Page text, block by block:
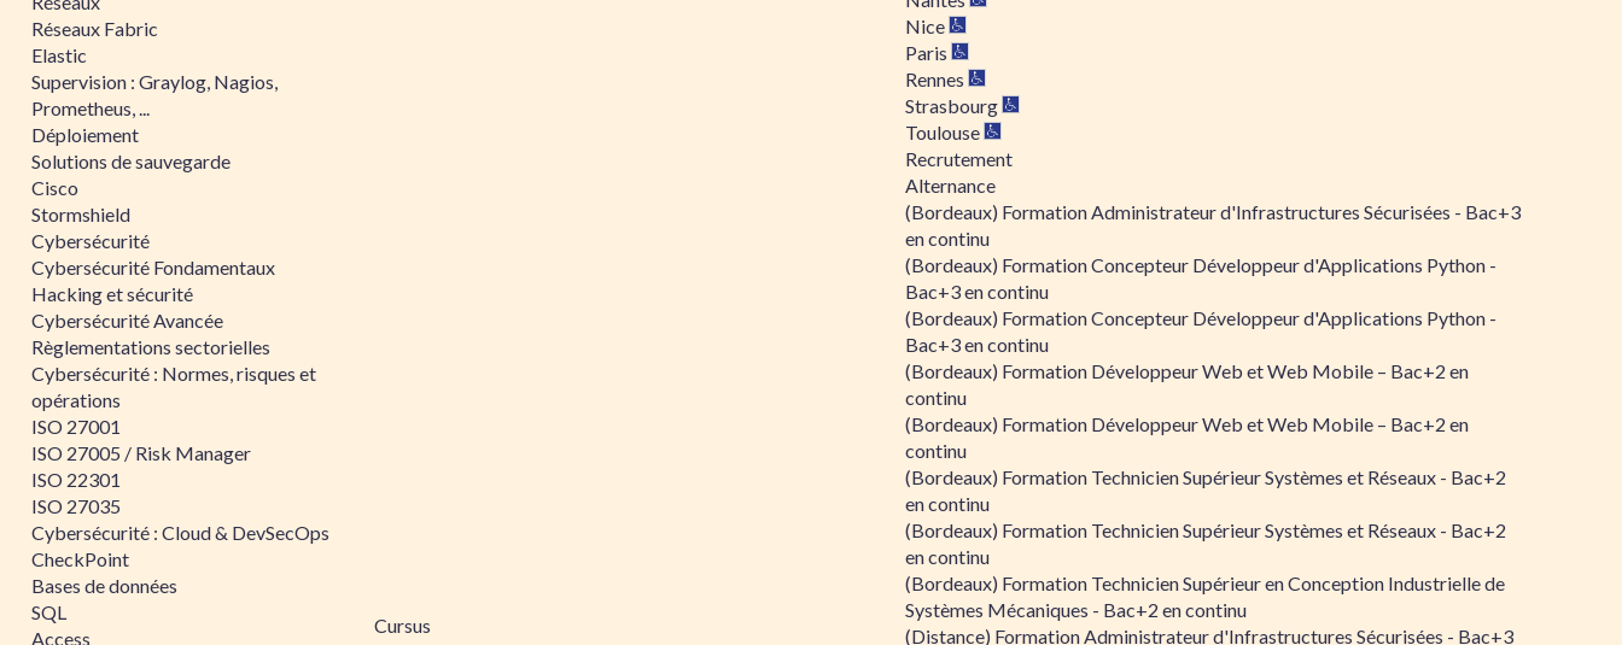
Réseaux Fabric
Elastic
Supervision : Graylog, Nagios,
Prometheus, ...
Déploiement
Solutions de sauvegarde
Cisco
Stormshield
Cybersécurité
Cybersécurité Fondamentaux
Hacking et sécurité
Cybersécurité Avancée
Règlementations sectorielles
Cybersécurité : Normes, risques et
opérations
ISO 27001
ISO 27005 / Risk Manager
ISO 22301
ISO 27035
Cybersécurité : Cloud & DevSecOps
CheckPoint
Bases de données
SQL
Access
Cursus
Nice
Paris
Rennes
Strasbourg
Toulouse
Recrutement
Alternance
(Bordeaux) Formation Administrateur d'Infrastructures Sécurisées - Bac+3
en continu
(Bordeaux) Formation Concepteur Développeur d'Applications Python -
Bac+3 en continu
(Bordeaux) Formation Concepteur Développeur d'Applications Python -
Bac+3 en continu
(Bordeaux) Formation Développeur Web et Web Mobile – Bac+2 en
continu
(Bordeaux) Formation Développeur Web et Web Mobile – Bac+2 en
continu
(Bordeaux) Formation Technicien Supérieur Systèmes et Réseaux - Bac+2
en continu
(Bordeaux) Formation Technicien Supérieur Systèmes et Réseaux - Bac+2
en continu
(Bordeaux) Formation Technicien Supérieur en Conception Industrielle de
Systèmes Mécaniques - Bac+2 en continu
(Distance) Formation Administrateur d'Infrastructures Sécurisées - Bac+3